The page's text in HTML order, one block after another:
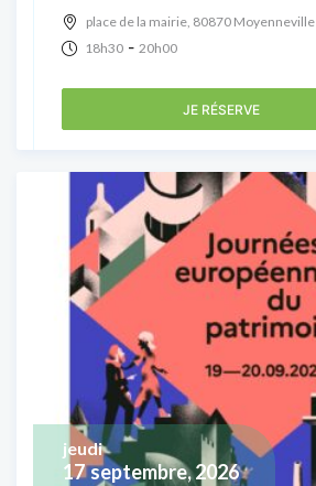
place de la mairie, 80870 Moyenneville
18h30 - 20h00
JE RÉSERVE
17 septembre, 2026
jeudi